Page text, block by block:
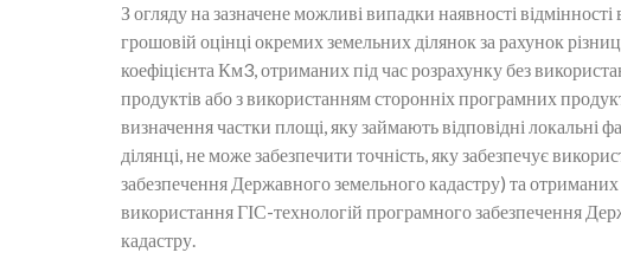
З огляду на зазначене можливі випадки наявності
грошовій оцінці окремих земельних ділянок за рахунок
коефіцієнта Км3, отриманих під час розрахунку без
продуктів або з використанням сторонніх програмних
визначення частки площі, яку займають відповідні локальні
ділянці, не може забезпечити точність, яку забезпечує
забезпечення Державного земельного кадастру) та
використання ГІС-технологій програмного забезпечення
кадастру.